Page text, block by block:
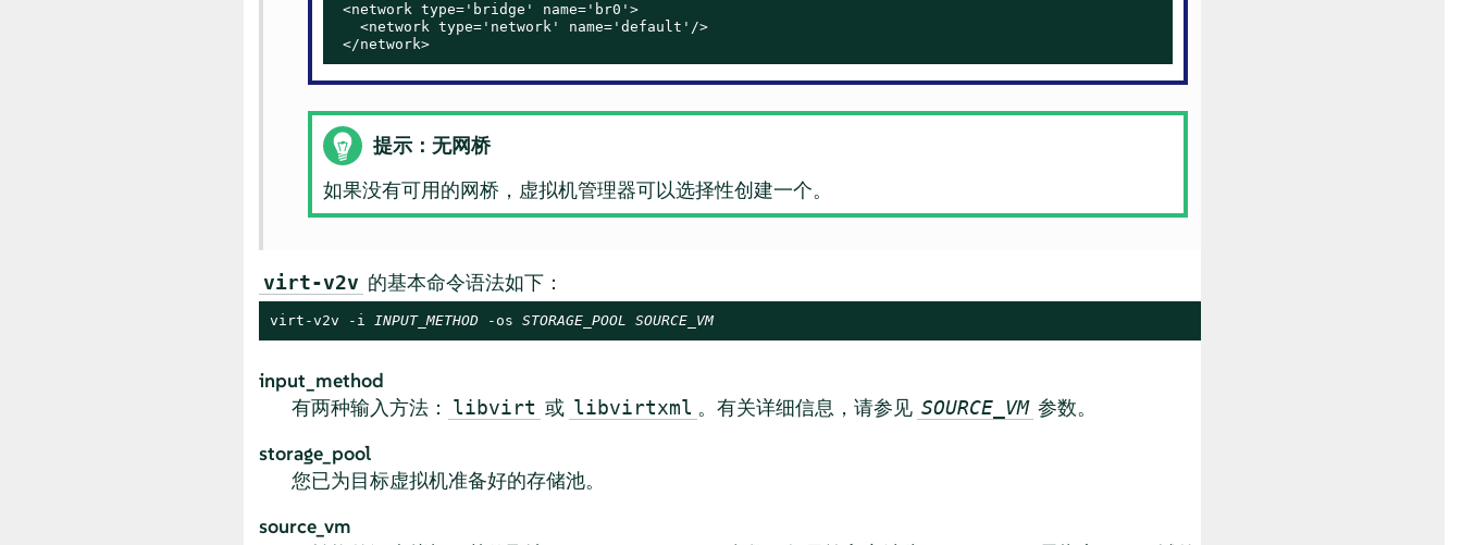
<network type='bridge' name='br0'>
   <network type='network' name='default'/>
</network>
提示：无网桥
如果没有可用的网桥，虚拟机管理器可以选择性创建一个。
virt-v2v 的基本命令语法如下：
virt-v2v -i INPUT_METHOD -os STORAGE_POOL SOURCE_VM
input_method
有两种输入方法：
libvirt 或 libvirtxml 。有关详细信息，请参见 SOURCE_VM 参数。
storage_pool
您已为目标虚拟机准备好的存储池。
source_vm